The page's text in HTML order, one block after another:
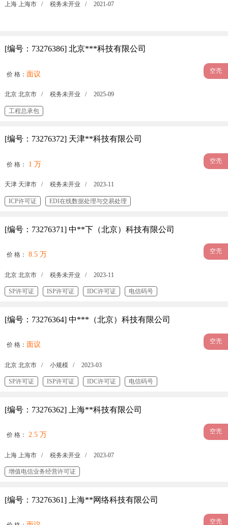
上海 上海市 / 税务未开业 / 2021-07
[编号：73276386] 北京***科技有限公司
价 格： 面议 空壳
北京 北京市 / 税务未开业 / 2025-09
工程总承包
[编号：73276372] 天津**科技有限公司
价 格： 1 万 空壳
天津 天津市 / 税务未开业 / 2023-11
ICP许可证 EDI在线数据处理与交易处理
[编号：73276371] 中**下（北京）科技有限公司
价 格： 8.5 万 空壳
北京 北京市 / 税务未开业 / 2023-11
SP许可证 ISP许可证 IDC许可证 电信码号
固定网国内数据传送许可证
[编号：73276364] 中***（北京）科技有限公司
价 格： 面议 空壳
北京 北京市 / 小规模 / 2023-03
SP许可证 ISP许可证 IDC许可证 电信码号
固定网国内数据传送许可证
[编号：73276362] 上海**科技有限公司
价 格： 2.5 万 空壳
上海 上海市 / 税务未开业 / 2023-07
增值电信业务经营许可证
[编号：73276361] 上海**网络科技有限公司
空壳